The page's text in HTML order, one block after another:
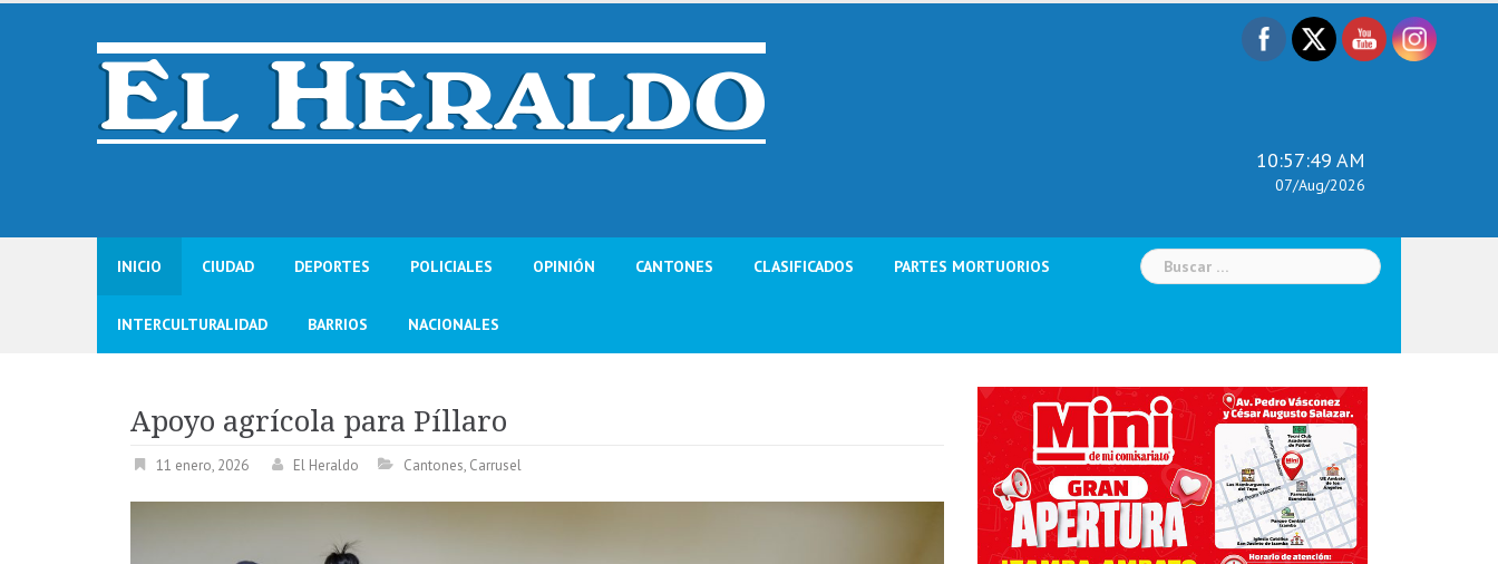
Skip
10:57:50 AM
07/Aug/2026
INICIO CIUDAD DEPORTES POLICIALES OPINIÓN CANTONES CLASIFICADOS PARTES MORTUORIOS
INTERCULTURALIDAD BARRIOS NACIONALES
Buscar:
Apoyo agrícola para Píllaro
11 enero, 2026 El Heraldo Cantones, Carrusel